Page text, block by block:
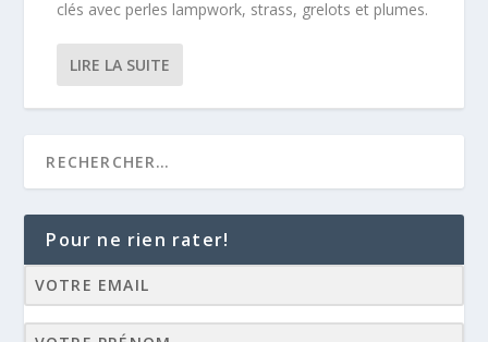
clés avec perles lampwork, strass, grelots et plumes.
LIRE LA SUITE
Pour ne rien rater!